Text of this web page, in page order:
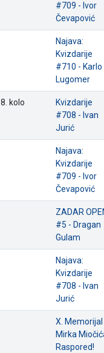
#709 - Ivor
Čevapović
Najava:
Kvizdarije
#710 - Karlo
Lugomer
8. kolo
Kvizdarije
#708 - Ivan
Jurić
Najava:
Kvizdarije
#709 - Ivor
Čevapović
ZADAR
#5 - Dragan
Gulam
Najava:
Kvizdarije
#708 - Ivan
Jurić
X. Memorijal
Mirka
Raspored!